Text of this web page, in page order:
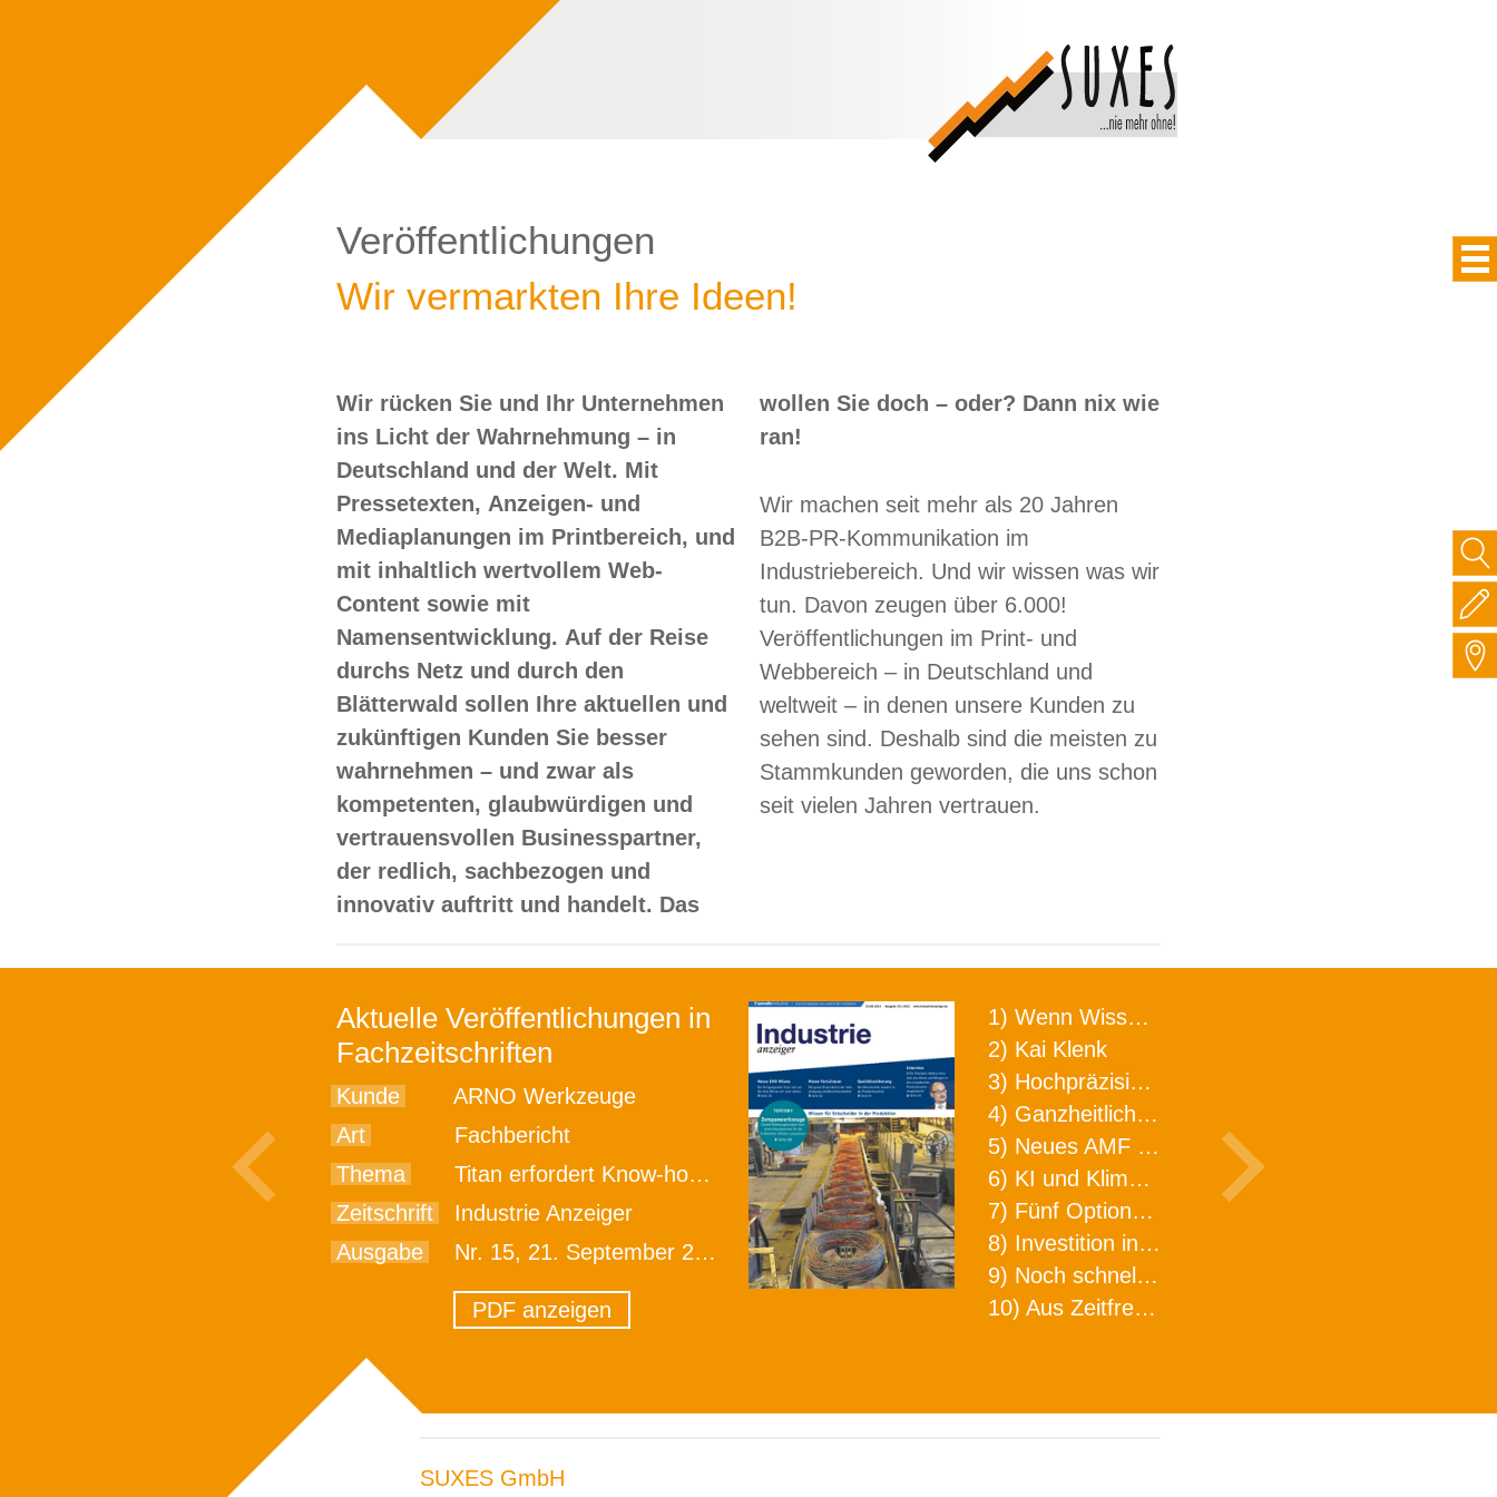
Veröffentlichungen
Wir vermarkten Ihre Ideen!
Wir rücken Sie und Ihr Unternehmen
ins Licht der Wahrnehmung – in
Deutschland und der Welt. Mit
Pressetexten, Anzeigen- und
Mediaplanungen im Printbereich, und
mit inhaltlich wertvollem Web-
Content sowie mit
Namensentwicklung. Auf der Reise
durchs Netz und durch den
Blätterwald sollen Ihre aktuellen und
zukünftigen Kunden Sie besser
wahrnehmen – und zwar als
kompetenten, glaubwürdigen und
vertrauensvollen Businesspartner,
der redlich, sachbezogen und
innovativ auftritt und handelt. Das
wollen Sie doch – oder? Dann nix wie
ran!
Wir machen seit mehr als 20 Jahren
B2B-PR-Kommunikation im
Industriebereich. Und wir wissen was wir
tun. Davon zeugen über 6.000!
Veröffentlichungen im Print- und
Webbereich – in Deutschland und
weltweit – in denen unsere Kunden zu
sehen sind. Deshalb sind die meisten zu
Stammkunden geworden, die uns schon
seit vielen Jahren vertrauen.
Aktuelle Veröffentlichungen in
Fachzeitschriften
Kunde
ARNO Werkzeuge
Art
Fachbericht
Thema
Titan erfordert Know-how - und die richtigen Werkzeuge
Zeitschrift
Industrie Anzeiger
Ausgabe
Nr. 15, 21. September 2021
PDF anzeigen
1) Wenn Wissen geht, kann ARNO WERKZEUGE helfen
2) Kai Klenk
3) Hochpräzision in neuer Dimension
4) Ganzheitlicher Ansatz für mehr Effizienz und Produktivität in der Zerspanung
5) Neues AMF Logistikzentrum feierlich eröffnet
6) KI und Klimaschutz im Schaltanlagenbau
7) Fünf Optionen, wie man Zeitfresser in Effizienz umwandelt
8) Investition in Fellbach mit nachhaltiger Logistik und Lagerfläche
9) Noch schnellere Lieferung
10) Aus Zeitfressern wird Effizienz
SUXES GmbH